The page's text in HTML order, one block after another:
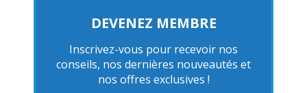
DEVENEZ MEMBRE
Inscrivez-vous pour recevoir nos
conseils, nos dernières nouveautés et
nos offres exclusives !